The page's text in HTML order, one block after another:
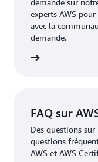
demande sur
experts AWS
avec la
demande.
FAQ sur
Des questions
questions
AWS et AWS